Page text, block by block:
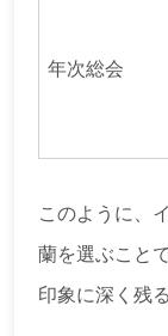
年次総会
このように、
蘭を選ぶこと
印象に深く残